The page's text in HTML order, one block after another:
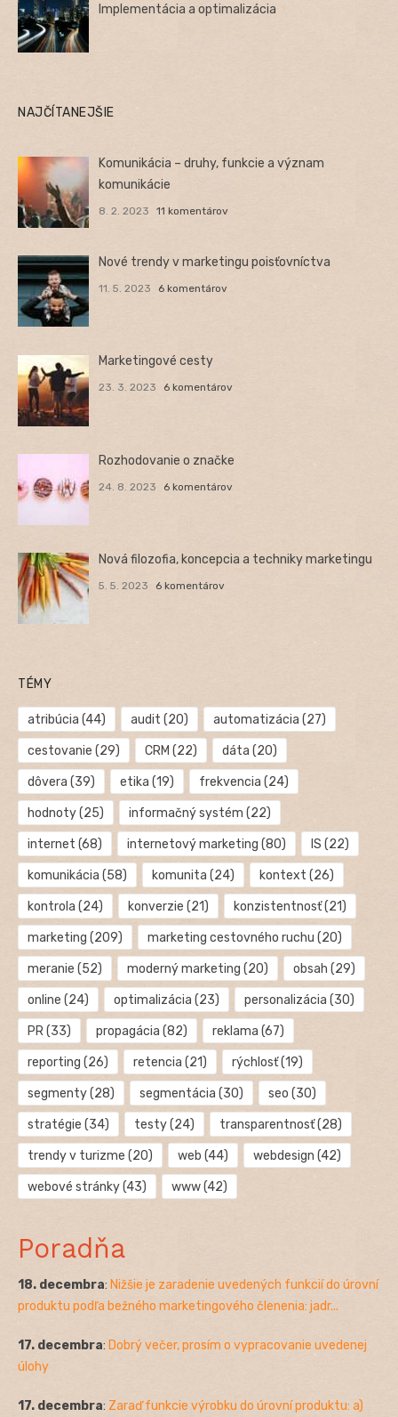
Implementácia a optimalizácia
NAJČÍTANEJŠIE
Komunikácia – druhy, funkcie a význam
komunikácie
8. 2. 2023 11 komentárov
Nové trendy v marketingu poisťovníctva
11. 5. 2023 6 komentárov
Marketingové cesty
23. 3. 2023 6 komentárov
Rozhodovanie o značke
24. 8. 2023 6 komentárov
Nová filozofia, koncepcia a techniky marketingu
5. 5. 2023 6 komentárov
TÉMY
atribúcia (44) audit (20) automatizácia (27)
cestovanie (29) CRM (22) dáta (20)
dôvera (39) etika (19) frekvencia (24)
hodnoty(25) informačný systém (22)
internet (68) internetový marketing (80) IS (22)
komunikácia (58) komunita (24) kontext (26)
kontrola (24) konverzie (21) konzistentnosť(21)
marketing (209) marketing cestovného ruchu (20)
meranie (52) moderný marketing (20) obsah (29)
online (24) optimalizácia (23) personalizácia (30)
PR(33) propagácia (82) reklama (67)
reporting (26) retencia (21) rýchlosť(19)
segmenty(28) segmentácia (30) seo (30)
stratégie (34) testy(24) transparentnosť(28)
trendy v turizme (20) web (44) webdesign (42)
webové stránky(43) www(42)
Poradňa
18. decembra: Nižšie je zaradenie uvedených funkcií do úrovní
produktu podľa bežného marketingového členenia: jadr...
17. decembra: Dobrý večer, prosím o vypracovanie uvedenej
úlohy
17. decembra: Zaraď funkcie výrobku do úrovní produktu: a)